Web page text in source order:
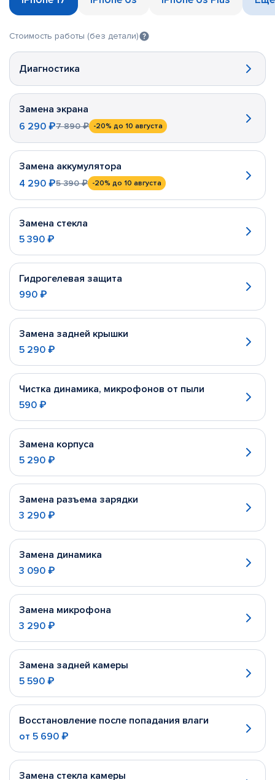
Стоимость работы (без детали)
Диагностика
Замена экрана
6 290 ₽7 890 ₽ -20% до 10 августа
Замена аккумулятора
4 290 ₽5 390 ₽ -20% до 10 августа
Замена стекла
5 390 ₽
Гидрогелевая защита
990 ₽
Замена задней крышки
5 290 ₽
Чистка динамика, микрофонов от пыли
590 ₽
Замена корпуса
5 290 ₽
Замена разъема зарядки
3 290 ₽
Замена динамика
3 090 ₽
Замена микрофона
3 290 ₽
Замена задней камеры
5 590 ₽
Восстановление после попадания влаги
от 5 690 ₽
Замена стекла камеры